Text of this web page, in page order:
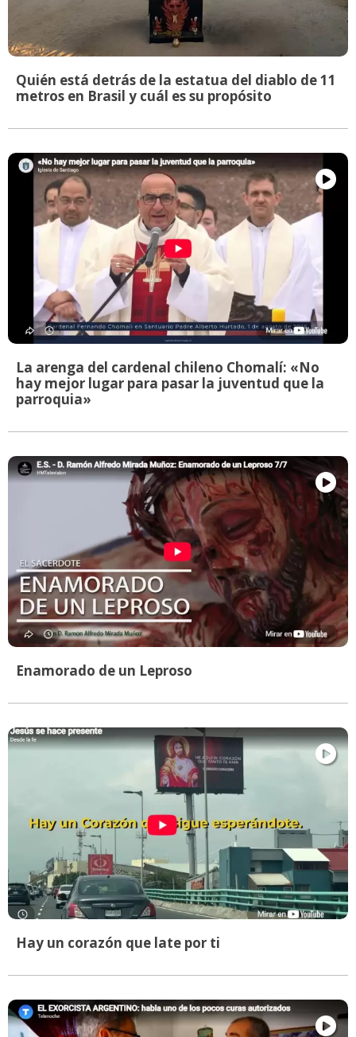
Quién está detrás de la estatua del diablo de 11
metros en Brasil y cuál es su propósito
La arenga del cardenal chileno Chomalí: «No
hay mejor lugar para pasar la juventud que la
parroquia»
Enamorado de un Leproso
Hay un corazón que late por ti